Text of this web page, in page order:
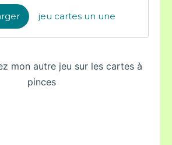
jeu cartes un une
mon autre jeu sur les cartes à
pinces